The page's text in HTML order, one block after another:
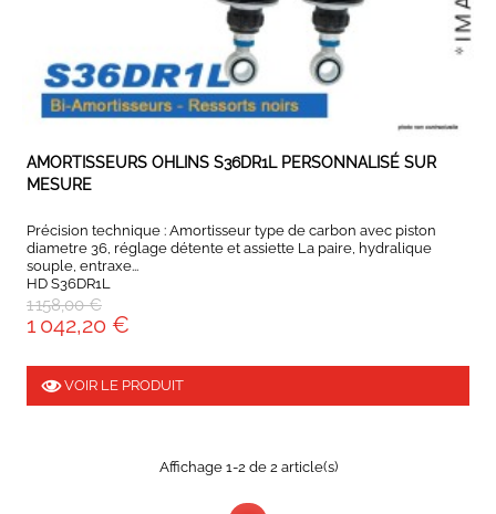
EXPEDIÉ SOUS 5 À 10 JOURS
AMORTISSEURS OHLINS S36DR1L PERSONNALISÉ SUR
MESURE
Précision technique : Amortisseur type de carbon avec piston
diametre 36, réglage détente et assiette La paire, hydralique
souple, entraxe...
HD S36DR1L
1 158,00 €
1 042,20 €
VOIR LE PRODUIT
Affichage 1-2 de 2 article(s)